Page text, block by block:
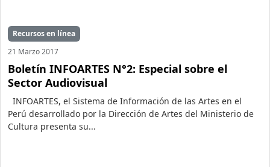
Recursos en línea
21 Marzo 2017
Boletín INFOARTES N°2: Especial sobre el
Sector Audiovisual
INFOARTES, el Sistema de Información de las Artes en el
Perú desarrollado por la Dirección de Artes del Ministerio de
Cultura presenta su...